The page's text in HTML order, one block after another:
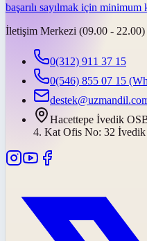
başarılı sayılmak için minimum
İletişim Merkezi (09.00 - 22.00)
0(312) 911 37 15
0(546) 855 07 15
Hacettepe İvedik
4. Kat Ofis No: 32